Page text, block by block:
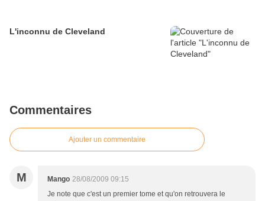
L'inconnu de Cleveland
Commentaires
Ajouter un commentaire
M Mango 28/08/2009 09:15
Je note que c'est un premier tome et qu'on retrouvera le